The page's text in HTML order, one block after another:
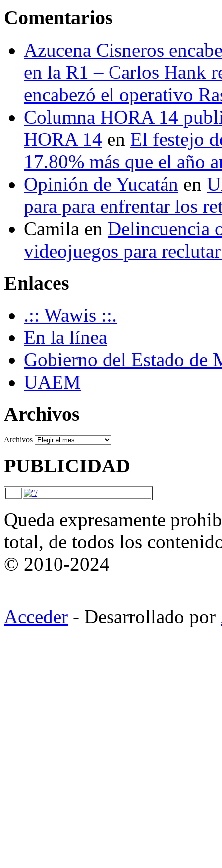
Comentarios
Azucena Cisneros
en la R1 – Carlos Hank
encabezó el operativo
Columna HORA 14
HORA 14 en El festejo
17.80% más que el año
Opinión de Yucatán en
para para enfrentar los
Camila en Delincuencia
videojuegos para
Enlaces
.:: Wawis ::.
En la línea
Gobierno del Estado de
UAEM
Archivos
Archivos
PUBLICIDAD
Queda expresamente
total, de todos los
© 2010-2024
Acceder - Desarrollado por